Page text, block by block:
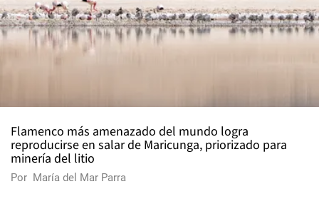
Flamenco más amenazado del mundo logra
reproducirse en salar de Maricunga, priorizado para
minería del litio
Por María del Mar Parra